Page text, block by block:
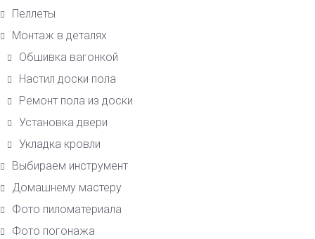
Пеллеты
Монтаж в деталях
Обшивка вагонкой
Настил доски пола
Ремонт пола из доски
Установка двери
Укладка кровли
Выбираем инструмент
Домашнему мастеру
Фото пиломатериала
Фото погонажа